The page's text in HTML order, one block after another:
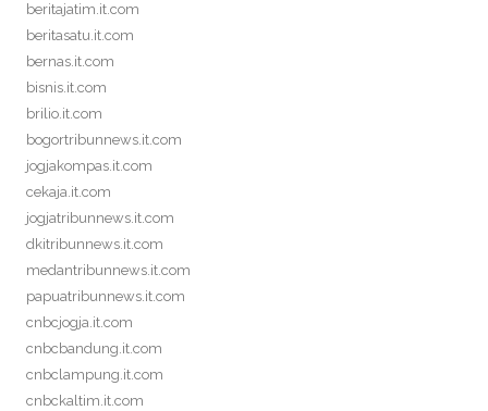
beritajatim.it.com
beritasatu.it.com
bernas.it.com
bisnis.it.com
brilio.it.com
bogortribunnews.it.com
jogjakompas.it.com
cekaja.it.com
jogjatribunnews.it.com
dkitribunnews.it.com
medantribunnews.it.com
papuatribunnews.it.com
cnbcjogja.it.com
cnbcbandung.it.com
cnbclampung.it.com
cnbckaltim.it.com